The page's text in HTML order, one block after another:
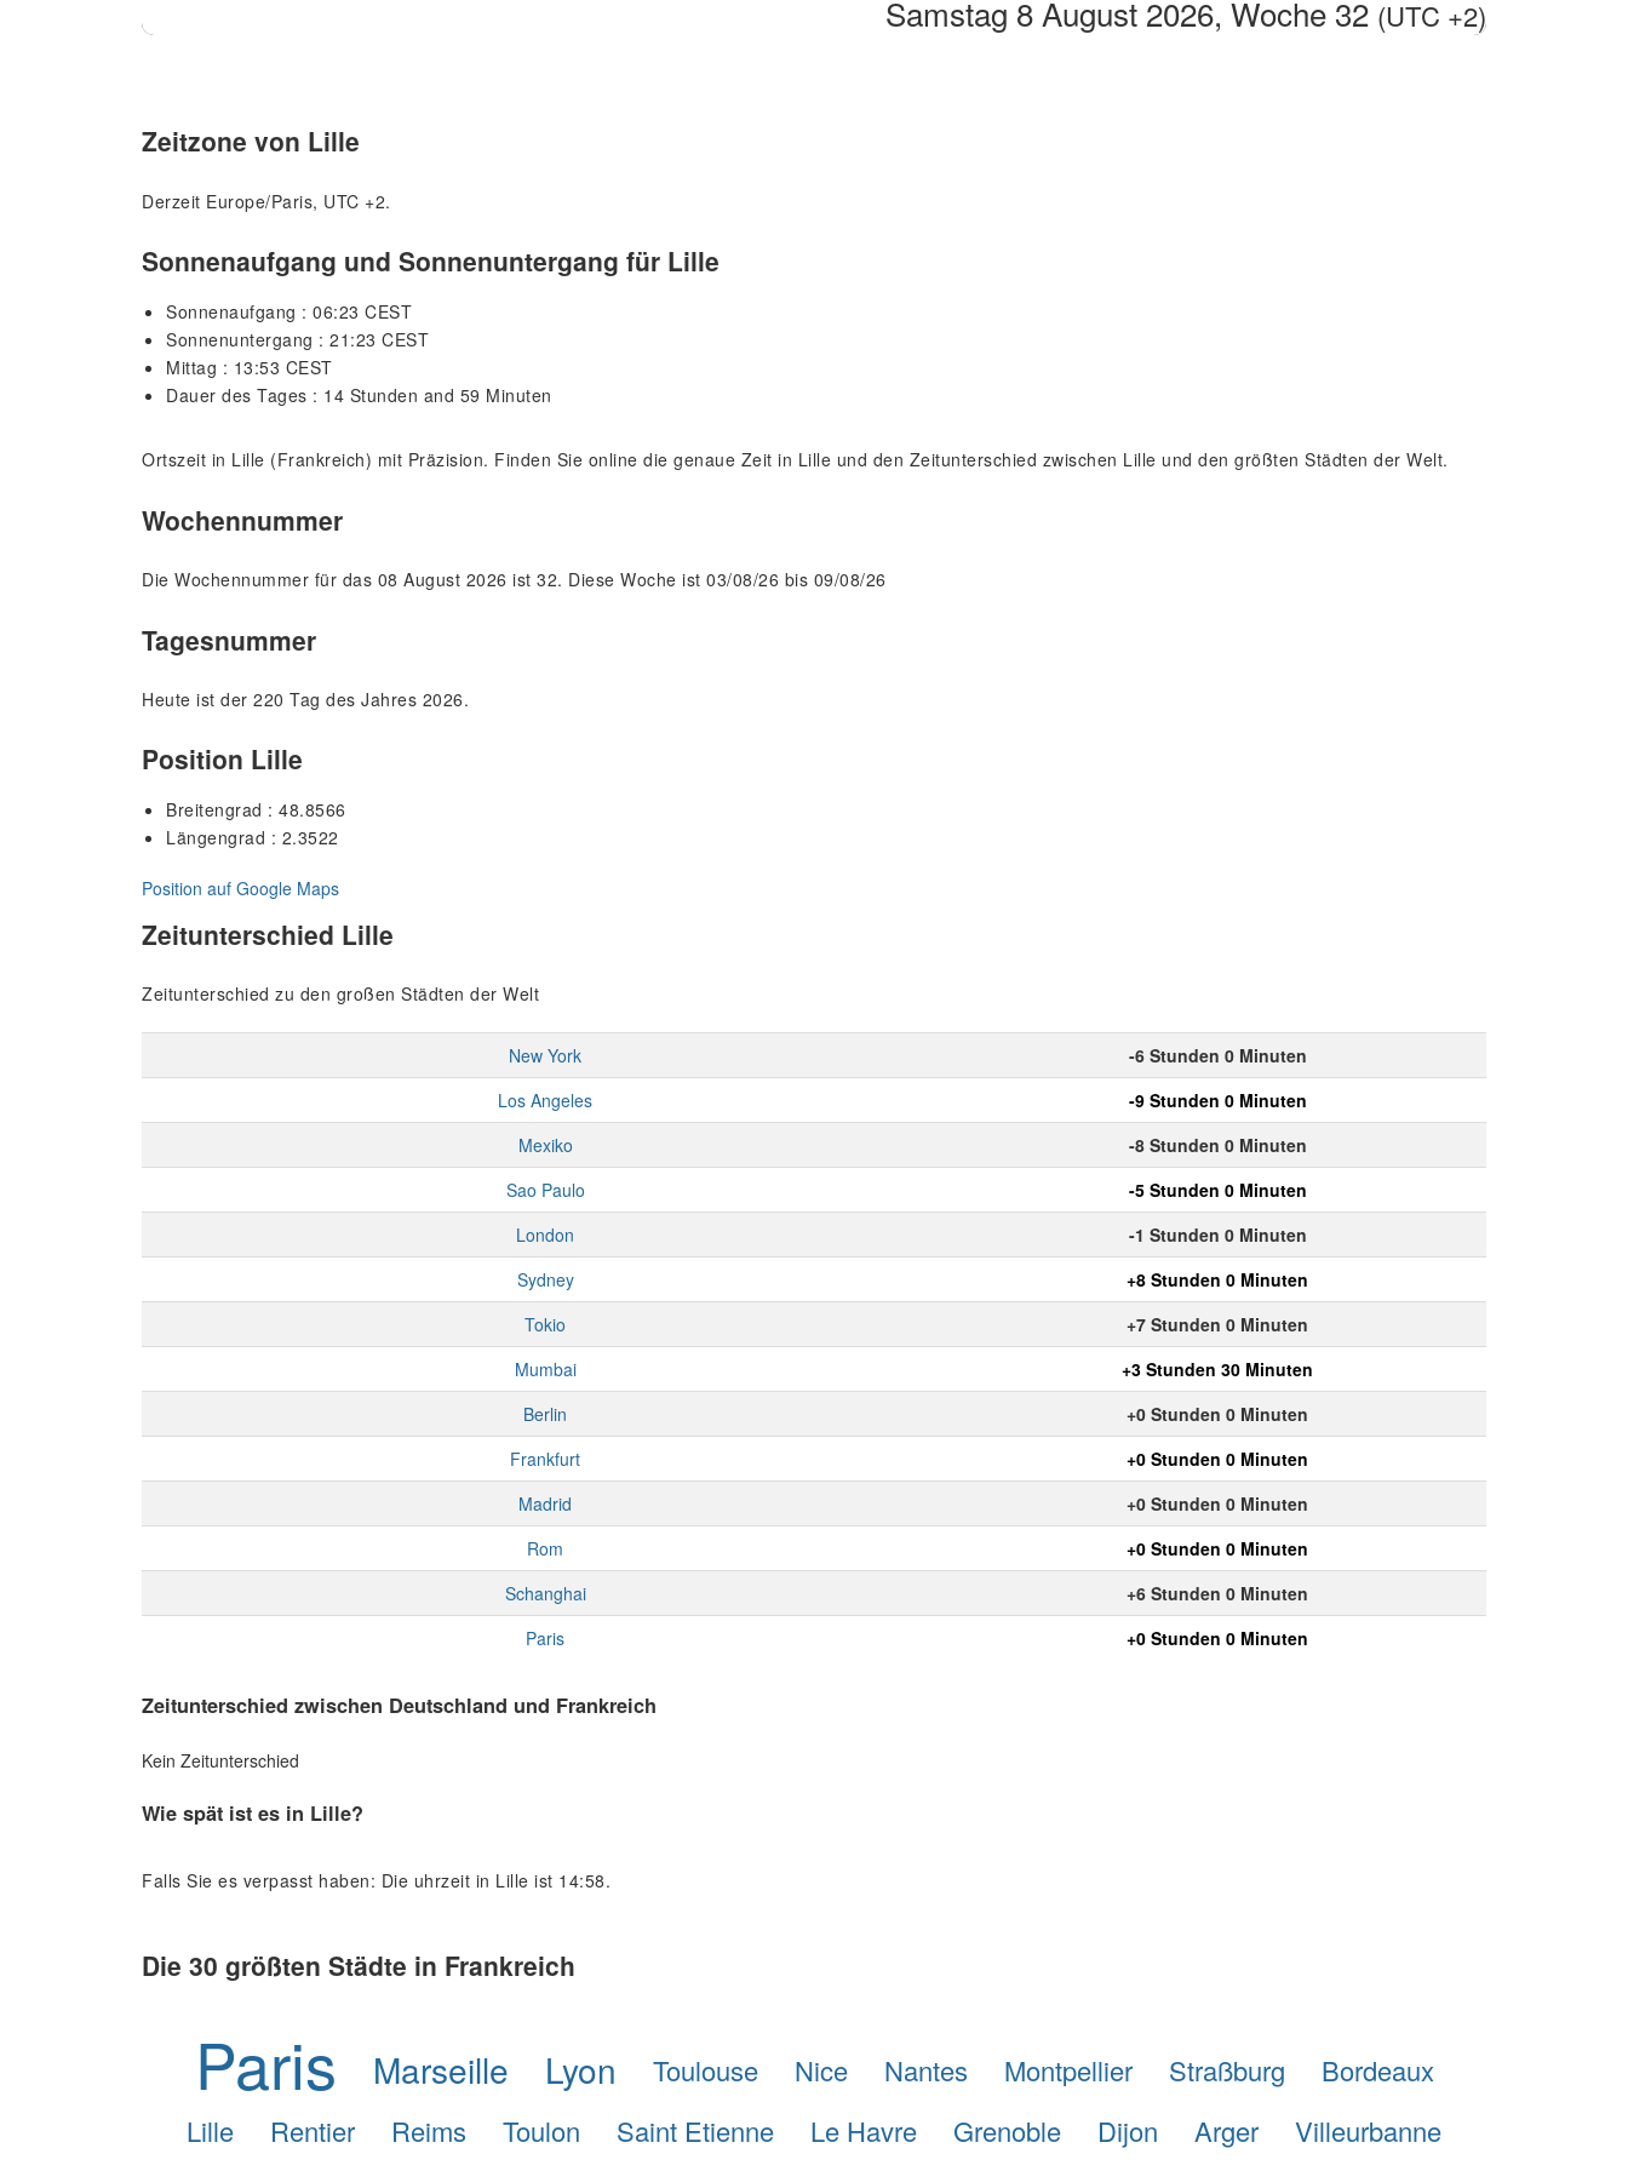
Samstag 8 August 2026, Woche 32 (UTC +2)
Zeitzone von Lille
Derzeit Europe/Paris, UTC +2.
Sonnenaufgang und Sonnenuntergang für Lille
Sonnenaufgang : 06:23 CEST
Sonnenuntergang : 21:23 CEST
Mittag : 13:53 CEST
Dauer des Tages : 14 Stunden and 59 Minuten
Ortszeit in Lille (Frankreich) mit Präzision. Finden Sie online die genaue Zeit in Lille und den Zeitunterschied zwischen Lille und den größten Städten der Welt.
Wochennummer
Die Wochennummer für das 08 August 2026 ist 32. Diese Woche ist 03/08/26 bis 09/08/26
Tagesnummer
Heute ist der 220 Tag des Jahres 2026.
Position Lille
Breitengrad : 48.8566
Längengrad : 2.3522
Position auf Google Maps
Zeitunterschied Lille
Zeitunterschied zu den großen Städten der Welt
New York
-6 Stunden 0 Minuten
Los Angeles
-9 Stunden 0 Minuten
Mexiko
-8 Stunden 0 Minuten
Sao Paulo
-5 Stunden 0 Minuten
London
-1 Stunden 0 Minuten
Sydney
+8 Stunden 0 Minuten
Tokio
+7 Stunden 0 Minuten
Mumbai
+3 Stunden 30 Minuten
Berlin
+0 Stunden 0 Minuten
Frankfurt
+0 Stunden 0 Minuten
Madrid
+0 Stunden 0 Minuten
Rom
+0 Stunden 0 Minuten
Schanghai
+6 Stunden 0 Minuten
Paris
+0 Stunden 0 Minuten
Zeitunterschied zwischen Deutschland und Frankreich
Kein Zeitunterschied
Wie spät ist es in Lille?
Falls Sie es verpasst haben: Die uhrzeit in Lille ist 14:58.
Die 30 größten Städte in Frankreich
Paris Marseille Lyon Toulouse Nice Nantes Montpellier Straßburg
Bordeaux
Lille
Rentier Reims Toulon Saint Etienne Le Havre Grenoble Dijon Arger
Villeurbanne